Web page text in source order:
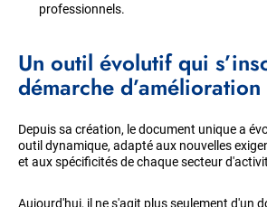
professionnels.
Un outil évolutif qui
démarche
Depuis sa création, le document unique a
outil dynamique, adapté aux nouvelles
et aux spécificités de chaque secteur
Aujourd'hui, il ne s'agit plus seulement d'un